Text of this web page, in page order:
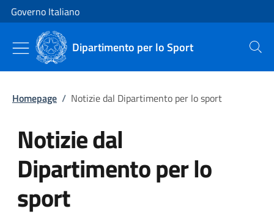
Vai al contenuto
Vai alla navigazione del sito
Governo Italiano
Dipartimento per lo Sport Cerca
Homepage / Notizie dal Dipartimento per lo sport
Notizie dal
Dipartimento per lo
sport